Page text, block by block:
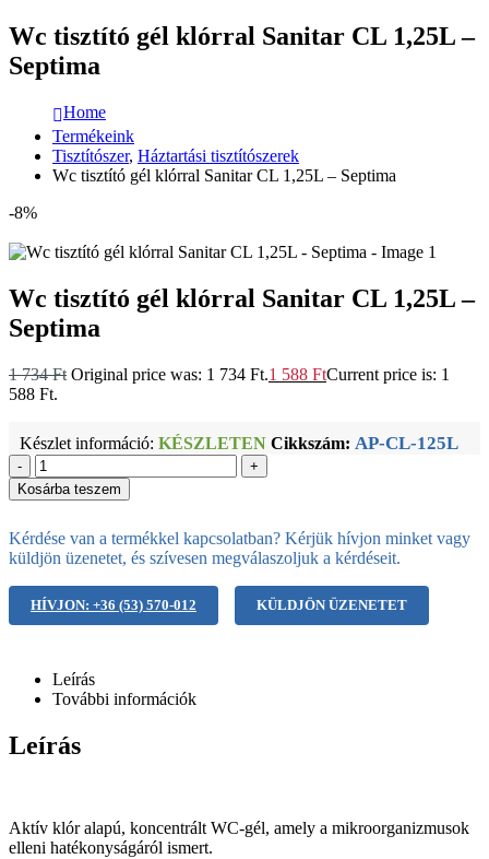
Wc tisztító gél klórral Sanitar CL 1,25L –
Septima
Home
Termékeink
Tisztítószer, Háztartási tisztítószerek
Wc tisztító gél klórral Sanitar CL 1,25L – Septima
-8%
Wc tisztító gél klórral Sanitar CL 1,25L –
Septima
1 734Ft Original price was: 1 734 Ft.1 588 FtCurrent price is: 1
588 Ft.
Készlet információ: KÉSZLETEN Cikkszám: AP-CL-125L
-
+
Kosárba teszem
Kérdése van a termékkel kapcsolatban? Kérjük hívjon minket vagy
küldjön üzenetet, és szívesen megválaszoljuk a kérdéseit.
HÍVJON: +36 (53) 570-012 KÜLDJÖN ÜZENETET
Leírás
További információk
Leírás
Aktív klór alapú, koncentrált WC-gél, amely a mikroorganizmusok
elleni hatékonyságáról ismert.